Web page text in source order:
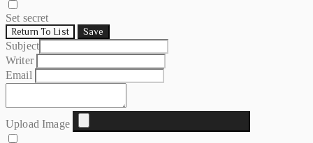
Set secret
Return To List Save
Subject
Writer
Email
Upload Image